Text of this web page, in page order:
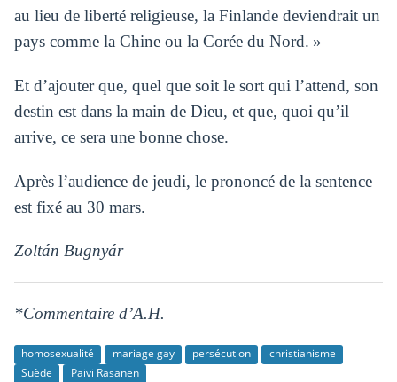
au lieu de liberté religieuse, la Finlande deviendrait un
pays comme la Chine ou la Corée du Nord. »
Et d’ajouter que, quel que soit le sort qui l’attend, son
destin est dans la main de Dieu, et que, quoi qu’il
arrive, ce sera une bonne chose.
Après l’audience de jeudi, le prononcé de la sentence
est fixé au 30 mars.
Zoltán Bugnyár
*Commentaire d’A.H.
homosexualité mariage gay persécution
christianisme
Suède
Päivi Räsänen